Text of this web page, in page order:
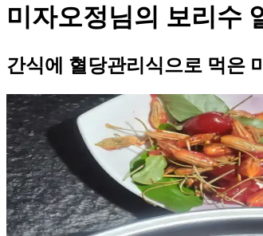
미자오정님의 보리수
간식에 혈당관리식으로 먹은